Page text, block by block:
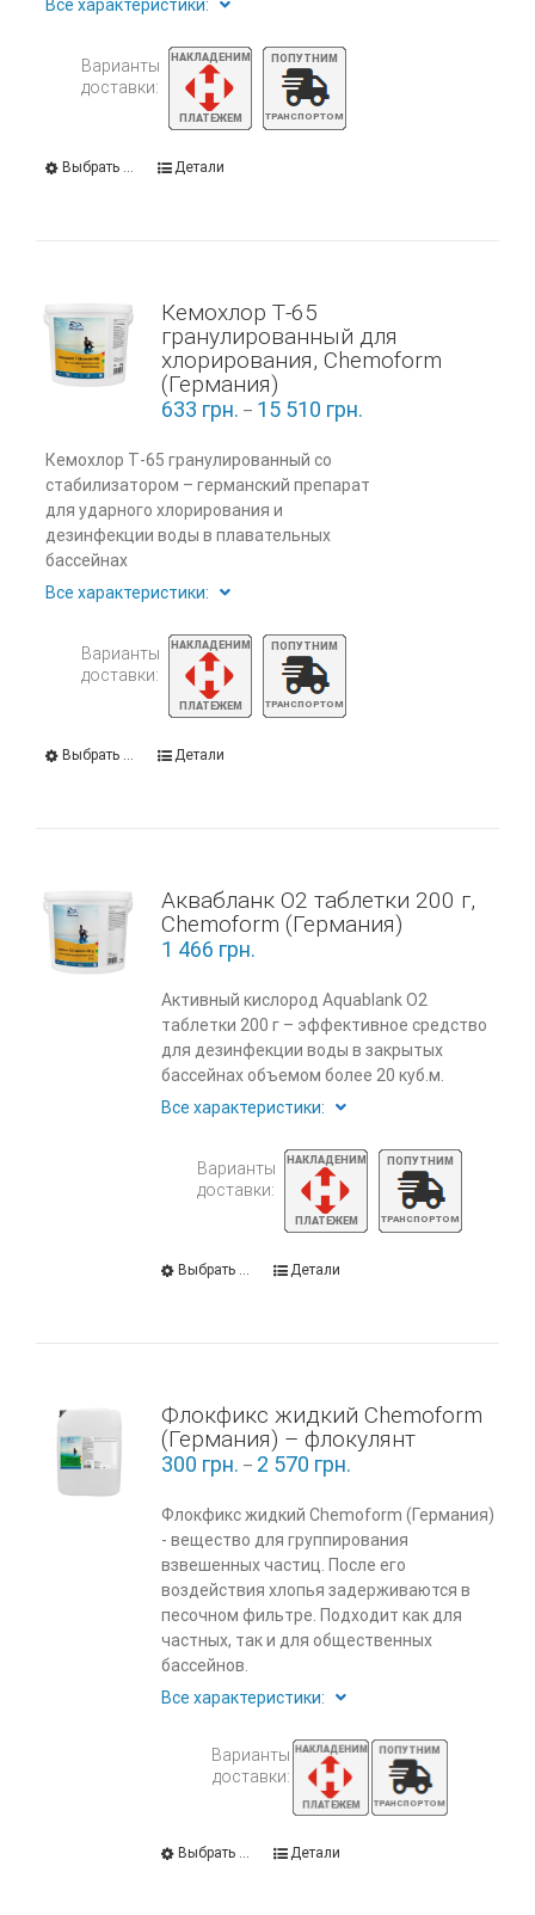
Все характеристики:
Варианты
доставки:
Выбрать ... Детали
Кемохлор Т-65
гранулированный для
хлорирования, Chemoform
(Германия)
633 грн. – 15 510 грн.
Кемохлор Т-65 гранулированный со
стабилизатором – германский препарат
для ударного хлорирования и
дезинфекции воды в плавательных
бассейнах
Все характеристики:
Варианты
доставки:
Выбрать ... Детали
Аквабланк О2 таблетки 200 г,
Chemoform (Германия)
1 466 грн.
Активный кислород Aquablank О2
таблетки 200 г – эффективное средство
для дезинфекции воды в закрытых
бассейнах объемом более 20 куб.м.
Все характеристики:
Варианты
доставки:
Выбрать ... Детали
Флокфикс жидкий Chemoform
(Германия) – флокулянт
300 грн. – 2 570 грн.
Флокфикс жидкий Chemoform (Германия)
- вещество для группирования
взвешенных частиц. После его
воздействия хлопья задерживаются в
песочном фильтре. Подходит как для
частных, так и для общественных
бассейнов.
Все характеристики:
Варианты
доставки:
Выбрать ... Детали